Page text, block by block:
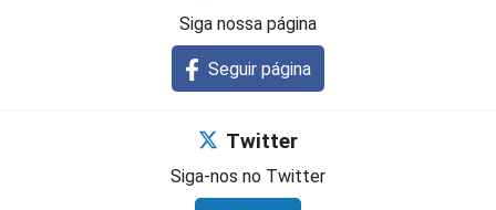
Siga nossa página
Seguir página
Twitter
Siga-nos no Twitter